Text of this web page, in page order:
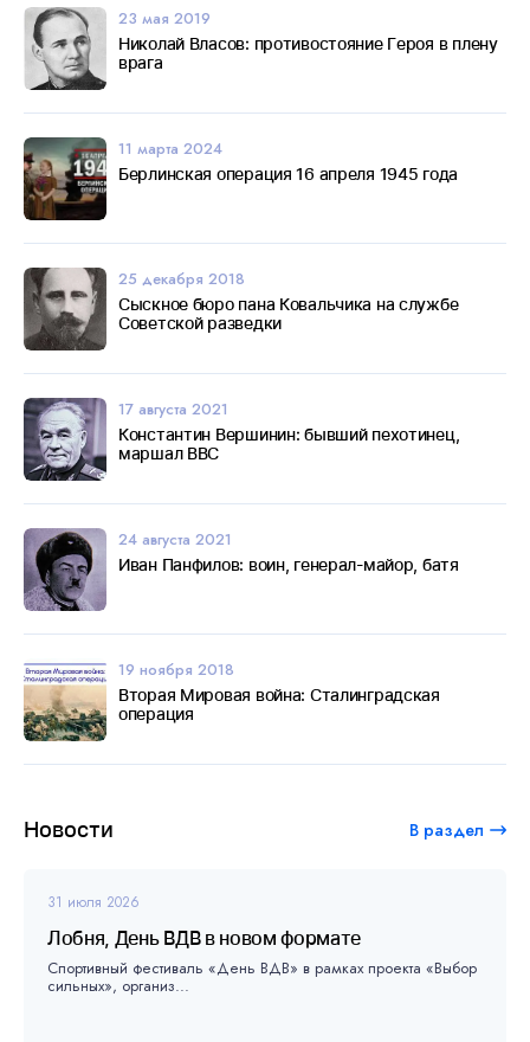
Новости В раздел
31 июля 2026
Лобня, День ВДВ в новом формате
Спортивный фестиваль «День ВДВ» в рамках проекта «Выбор
сильных», организ...
23 мая 2019
Николай Власов: противостояние Героя в плену
врага
11 марта 2024
Берлинская операция 16 апреля 1945 года
25 декабря 2018
Сыскное бюро пана Ковальчика на службе
Советской разведки
17 августа 2021
Константин Вершинин: бывший пехотинец,
маршал ВВС
24 августа 2021
Иван Панфилов: воин, генерал-майор, батя
19 ноября 2018
Вторая Мировая война: Сталинградская
операция